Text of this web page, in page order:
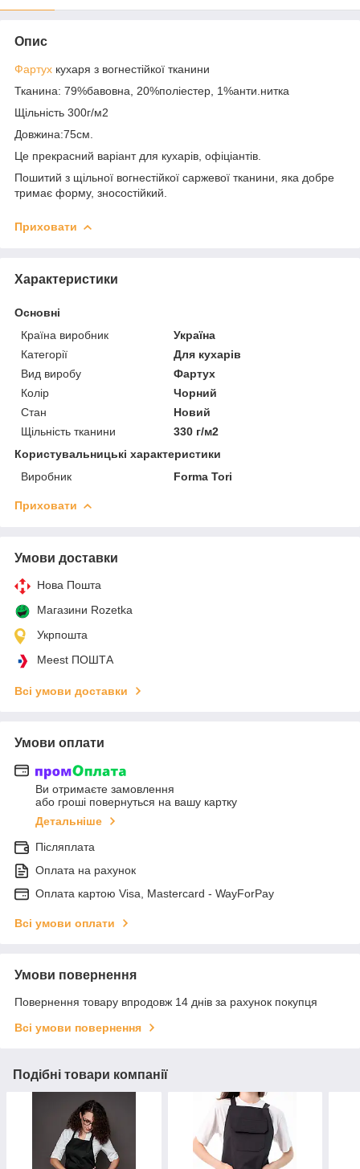
Опис
Фартух кухаря з вогнестійкої тканини
Тканина: 79%бавовна, 20%поліестер, 1%анти.нитка
Щільність 300г/м2
Довжина:75см.
Це прекрасний варіант для кухарів, офіціантів.
Пошитий з щільної вогнестійкої саржевої тканини, яка добре
тримає форму, зносостійкий.
Приховати
Характеристики
Основні
Країна виробник
Україна
Категорії
Для кухарів
Вид виробу
Фартух
Колір
Чорний
Стан
Новий
Щільність тканини
330 г/м2
Користувальницькі характеристики
Виробник
Forma Tori
Приховати
Умови доставки
Нова Пошта
Магазини Rozetka
Укрпошта
Meest ПОШТА
Всі умови доставки
Умови оплати
Ви отримаєте замовлення
або гроші повернуться на вашу картку
Детальніше
Післяплата
Оплата на рахунок
Оплата картою Visa, Mastercard - WayForPay
Всі умови оплати
Умови повернення
Повернення товару впродовж 14 днів за рахунок покупця
Всі умови повернення
Подібні товари компанії